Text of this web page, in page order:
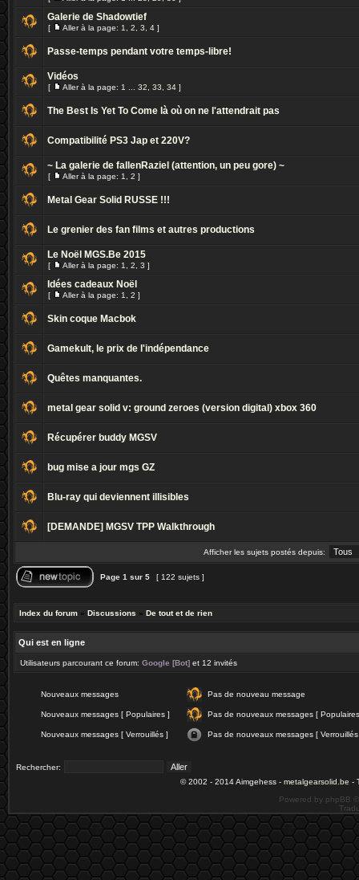
Galerie de Shadowtief
[ Aller à la page: 1 2 3 4 ]
Passe-temps pendant votre temps-libre!
Vidéos
[ Aller à la page: 1 32 33 34 ]
The Best Is Yet To Come là où on ne l'attendrait pas
Compatibilité PS3 Jap et 220V?
~ La galerie de fallenRaziel (attention, un peu gore) ~
[ Aller à la page: 1 2 ]
Metal Gear Solid RUSSE !!!
Le grenier des fan films et autres productions
Le Noël MGS.Be 2015
[ Aller à la page: 1 2 3 ]
Idées cadeaux Noël
[ Aller à la page: 1 2 ]
Skin coque Macbok
Gamekult, le prix de l'indépendance
Quêtes manquantes.
metal gear solid v: ground zeroes (version digital) xbox 360
Récupérer buddy MGSV
bug mise a jour mgs GZ
Blu-ray qui deviennent illisibles
[DEMANDE] MGSV TPP Walkthrough
Afficher les sujets postés depuis:
Page 1 sur 5 [ 122 sujets ]
Index du forum » Discussions » De tout et de rien
Qui est en ligne
Utilisateurs parcourant ce forum: Google [Bot] et 12 invités
Nouveaux messages Pas de nouveau message
Nouveaux messages [ Populaires ] Pas de nouveaux messages [
Nouveaux messages [ Verrouillés ] Pas de nouveaux messages [
Rechercher:
© 2002 - 2014 Aimgehess - metalgearsolid.be -
Powered by phpBB